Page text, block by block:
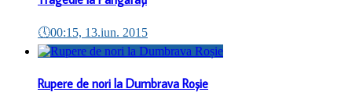
🕔00:15, 13.iun. 2015
Rupere de nori la Dumbrava Roșie